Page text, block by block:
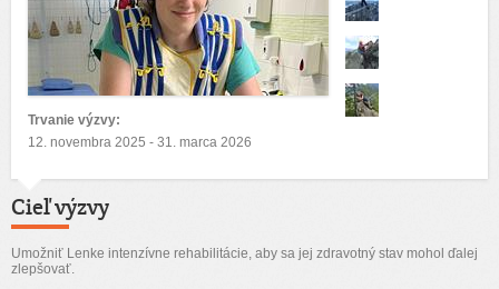
Trvanie výzvy:
12. novembra 2025 - 31. marca 2026
Cieľ výzvy
Umožniť Lenke intenzívne rehabilitácie, aby sa jej zdravotný stav mohol ďalej
zlepšovať.